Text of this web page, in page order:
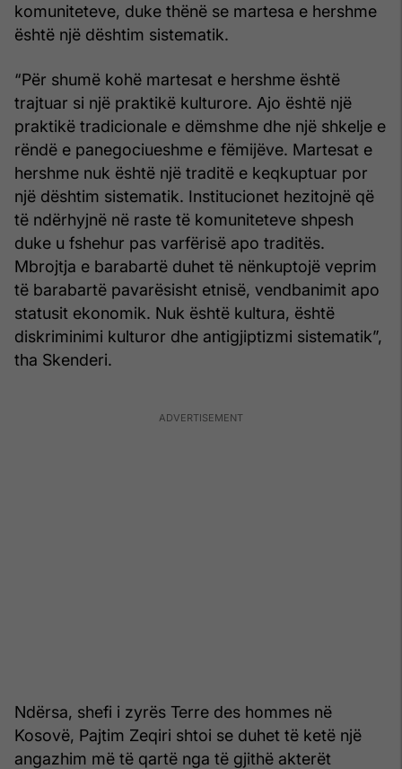
komuniteteve, duke thënë se martesa e hershme
është një dështim sistematik.
“Për shumë kohë martesat e hershme është
trajtuar si një praktikë kulturore. Ajo është një
praktikë tradicionale e dëmshme dhe një shkelje e
rëndë e panegociueshme e fëmijëve. Martesat e
hershme nuk është një traditë e keqkuptuar por
një dështim sistematik. Institucionet hezitojnë që
të ndërhyjnë në raste të komuniteteve shpesh
duke u fshehur pas varfërisë apo traditës.
Mbrojtja e barabartë duhet të nënkuptojë veprim
të barabartë pavarësisht etnisë, vendbanimit apo
statusit ekonomik. Nuk është kultura, është
diskriminimi kulturor dhe antigjiptizmi sistematik”,
tha Skenderi.
Ndërsa, shefi i zyrës Terre des hommes në
Kosovë, Pajtim Zeqiri shtoi se duhet të ketë një
angazhim më të qartë nga të gjithë akterët